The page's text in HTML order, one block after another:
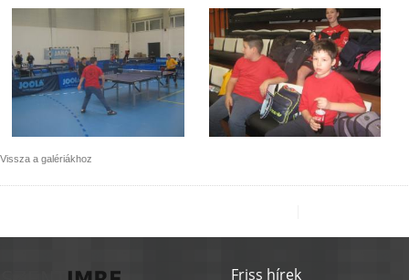
Vissza a galériákhoz
Friss hírek